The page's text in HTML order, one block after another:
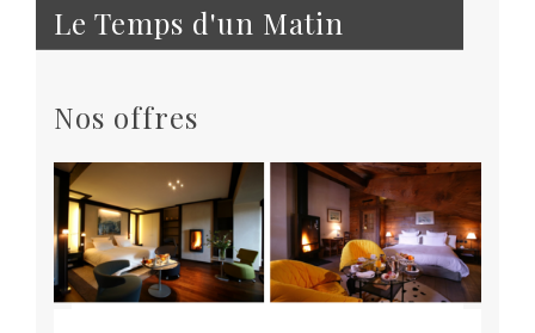
Le Temps d'un Matin
Nos offres